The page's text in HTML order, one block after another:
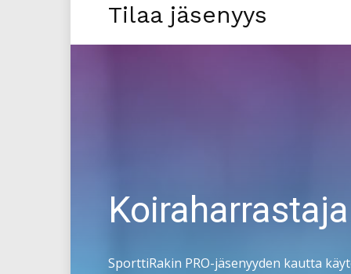
Tilaa jäsenyys
SporttiRakin PRO-jäsenyyden kautta